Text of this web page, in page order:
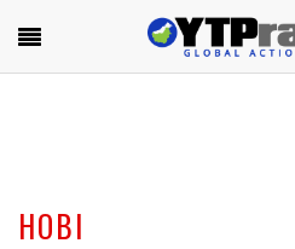
HOBI